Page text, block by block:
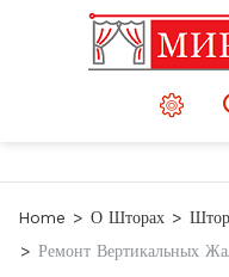
Home О Шторах
Ремонт Вертикальных